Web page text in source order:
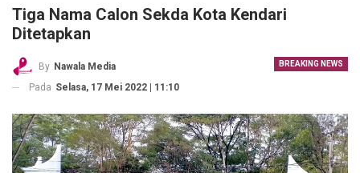
Tiga Nama Calon Sekda Kota Kendari
Ditetapkan
BREAKING NEWS
By Nawala Media
Pada Selasa, 17 Mei 2022 | 11:10